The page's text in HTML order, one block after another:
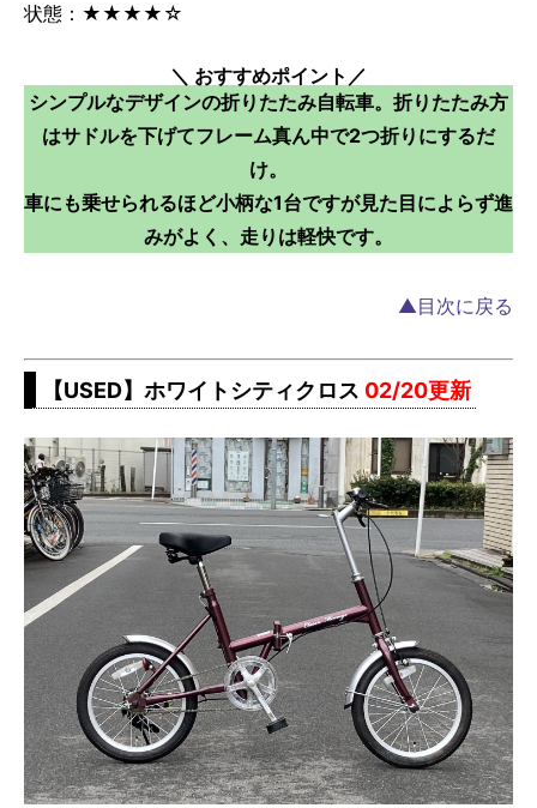
状態：★★★★☆
＼ おすすめポイント／
シンプルなデザインの折りたたみ自転車。折りたたみ方
はサドルを下げてフレーム真ん中で2つ折りにするだ
け。
車にも乗せられるほど小柄な1台ですが見た目によらず進
みがよく、走りは軽快です。
▲目次に戻る
【USED】ホワイトシティクロス 02/20更新